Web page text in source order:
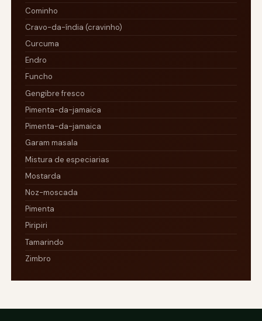
Cominho
Cravo-da-índia (cravinho)
Curcuma
Endro
Funcho
Gengibre fresco
Pimenta-da-jamaica
Pimenta-da-jamaica
Garam masala
Mistura de especiarias
Mostarda
Noz-moscada
Pimenta
Piripiri
Tamarindo
Zimbro